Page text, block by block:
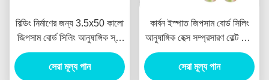
বিল্ডিং নির্মাণের জন্য 3.5x50 কালো
জিপসাম বোর্ড সিলিং আনুষাঙ্গিক স্ব-
ট্যাপিং স্ক্রু
সেরা মূল্য পান
কার্বন ইস্পাত জিপসাম বোর্ড সিলিং
আনুষাঙ্গিক হেক্স সম্প্রসারণ বোল্ট জারা
প্রতিরোধী
সেরা মূল্য পান